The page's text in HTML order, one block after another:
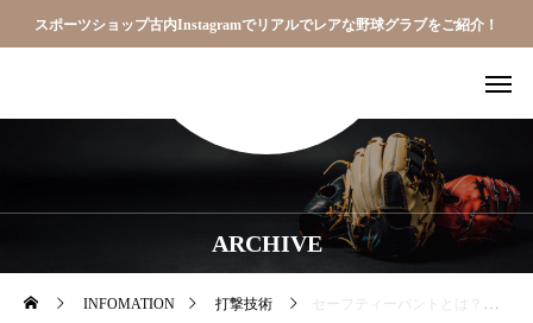
スポーツショップ古内Instagramでリアルでレアな野球グラブをご紹介！
ARCHIVE
INFOMATION 打撃技術 セーフティーバントとは？グローブマンがわかりやすく解説！｜スポーツショップ古内